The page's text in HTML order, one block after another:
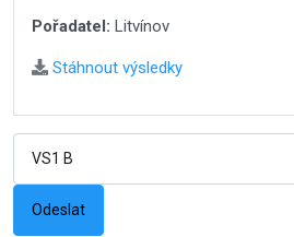
Pořadatel: Litvínov
Stáhnout výsledky